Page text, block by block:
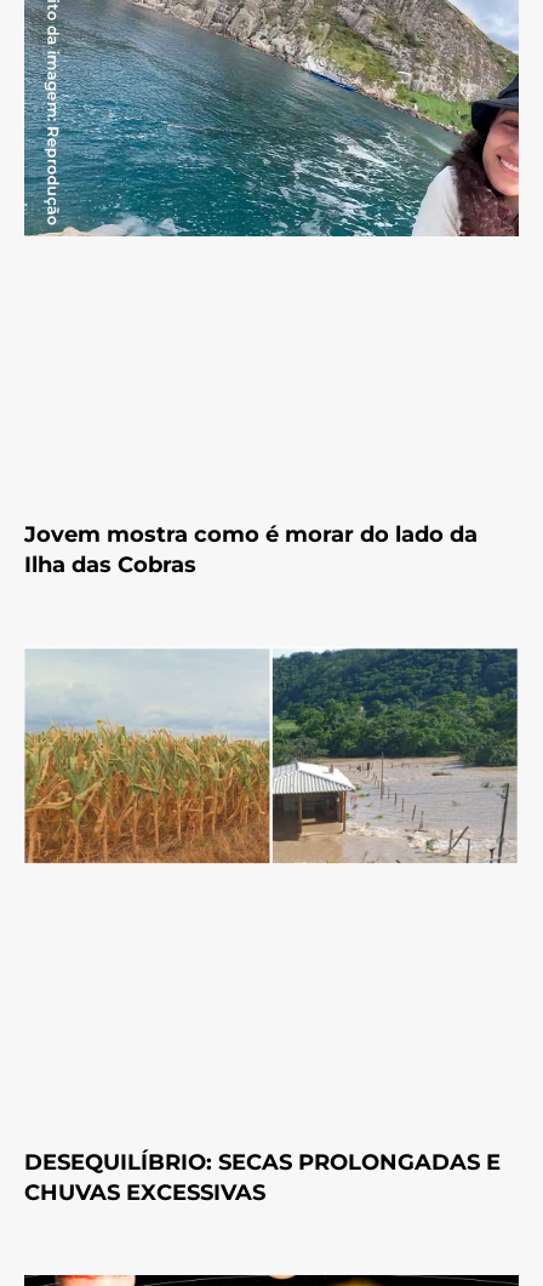
Jovem mostra como é morar do lado da
Ilha das Cobras
DESEQUILÍBRIO: SECAS PROLONGADAS E
CHUVAS EXCESSIVAS